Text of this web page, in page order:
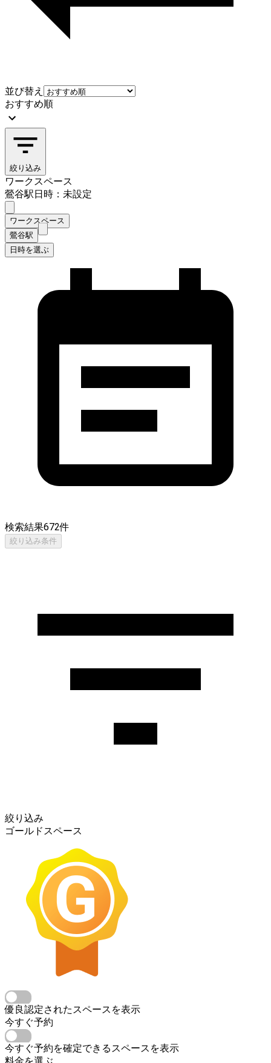
並び替え
おすすめ順
絞り込み
ワークスペース
鶯谷駅日時：未設定
ワークスペース
鶯谷駅
日時を選ぶ
検索結果672件
絞り込み条件
絞り込み
ゴールドスペース
優良認定されたスペースを表示
今すぐ予約
今すぐ予約を確定できるスペースを表示